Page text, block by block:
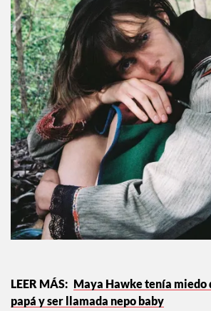
Maya Hawke tenía miedo
papá y ser llamada nepo baby